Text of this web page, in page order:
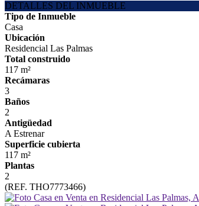
DETALLES DEL INMUEBLE
Tipo de Inmueble
Casa
Ubicación
Residencial Las Palmas
Total construido
117 m²
Recámaras
3
Baños
2
Antigüedad
A Estrenar
Superficie cubierta
117 m²
Plantas
2
(REF. THO7773466)